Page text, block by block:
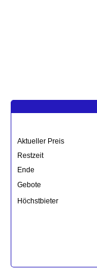
Aktueller Preis
Restzeit
Ende
Gebote
Höchstbieter